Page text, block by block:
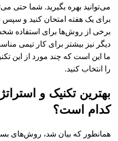
می‌توانید بهره بگیرید. شما حتی
برای یک هفته امتحان کنید و سپس
برخی از روش‌ها برای استفاده
دیگر نیز بیشتر برای کار تیمی
ما این است که چند مورد از این
را انتخاب کنید.
بهترین تکنیک و
کدام است؟
همانطور که بیان شد، روش‌های